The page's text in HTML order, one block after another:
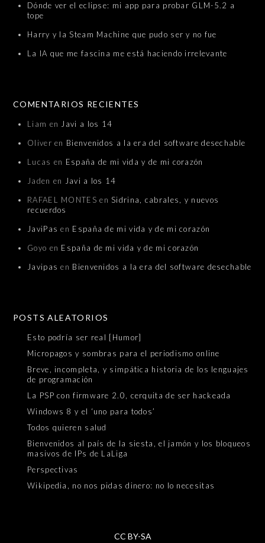
Dónde ver el eclipse: mi app para probar GLM-5.2 a
tope
Harry y la Steam Machine que pudo ser y no fue
La IA que me fascina me está haciendo irrelevante
COMENTARIOS RECIENTES
Liam en Javi a los 14
Oliver en Bienvenidos a la era del software desechable
Lucas en España de mi vida y de mi corazón
Jaden en
Javi a los 14
RAFAEL MONTES enSidrina, cabrales, y nuevos
recuerdos
JaviPas en España de mi vida y de mi corazón
Goyo en España de mi vida y de mi corazón
Javipas en Bienvenidos a la era del software desechable
POSTS ALEATORIOS
Esto podría ser real [Humor]
Micropagos y sombras para el periodismo online
Breve, incompleta, y simpática historia de los lenguajes
de programación
La PSP con firmware 2.0, cerquita de ser hackeada
Windows 8 y el ‘uno para todos’
Todos quieren salud
Bienvenidos al país de la siesta, el jamón y los bloqueos
masivos de IPs de LaLiga
Perspectivas
Wikipedia, no nos pidas dinero: no lo necesitas
CC BY-SA